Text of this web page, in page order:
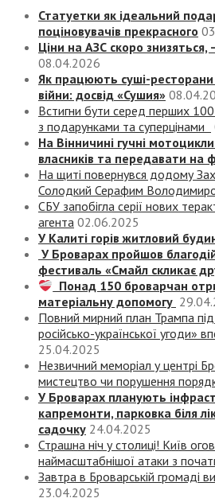
Статуетки як ідеальний
поціновувачів прекрасного
Ціни на АЗС скоро знизяться,
08.04.2026
Як працюють суші-ресторани
війни: досвід «Сушия»
Встигни бути серед перших
з подарунками та суперцінами
На Вінничині гучні
власників та передавати на
На щиті повернувся додому
Солодкий Серафим
СБУ запобігла серії нових
агента 02.06.2025
У Калиті горів житловий
У Броварах пройшов
фестиваль «Смайл скликає
Понад 150 броварчан
матеріальну допомогу
Повний мирний план Трампа
російсько-української угоди»
25.04.2025
Незвичний меморіал у центрі
мистецтво чи порушення
У Броварах планують
капремонти, парковка біля
садочку 24.04.2025
Страшна ніч у столиці! Київ
наймасштабнішої атаки з
Завтра в Броварській громаді
23.04.2025